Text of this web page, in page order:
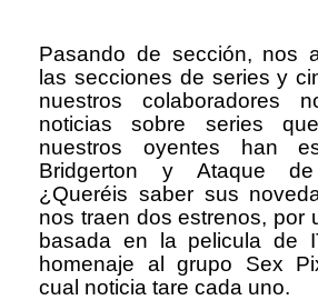
Pasando de sección, nos
las secciones de series y
nuestros colaboradores
noticias sobre series
nuestros oyentes han
Bridgerton y Ataque
¿Queréis saber sus
nos traen dos estrenos, por
basada en la pelicula de
homenaje al grupo Sex
cual noticia tare cada uno.